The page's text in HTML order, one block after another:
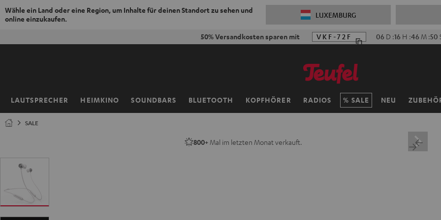
Wähle ein Land oder eine Region, um Inhalte für deinen Standort zu sehen und
online einzukaufen.
LUXEMBURG
50% Versandkosten sparen mit VKF-72F 06 D :16 H :46 M :48
LAUTSPRECHER HEIMKINO SOUNDBARS BLUETOOTH KOPFHÖRER RADIOS SALE NEU
Startseite
SALE
800+ Mal im letzten Monat verkauft.